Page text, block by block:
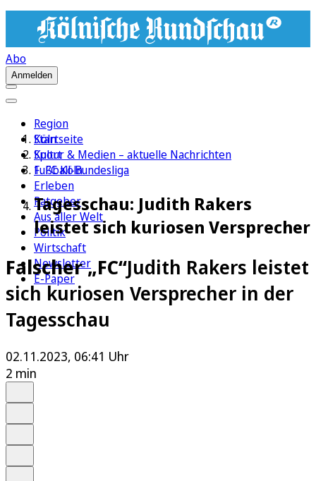
Abo
Anmelden
Region
Köln
Sport
1. FC Köln
Erleben
Ratgeber
Aus aller Welt
Politik
Wirtschaft
Newsletter
E-Paper
Startseite
Kultur & Medien – aktuelle Nachrichten
Fußball-Bundesliga
Tagesschau: Judith Rakers
leistet sich kuriosen Versprecher
Falscher „FC“Judith Rakers leistet
sich kuriosen Versprecher in der
Tagesschau
02.11.2023, 06:41 Uhr
2 min